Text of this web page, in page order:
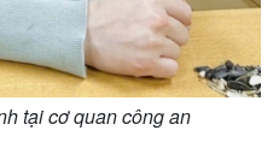
tại cơ quan công an